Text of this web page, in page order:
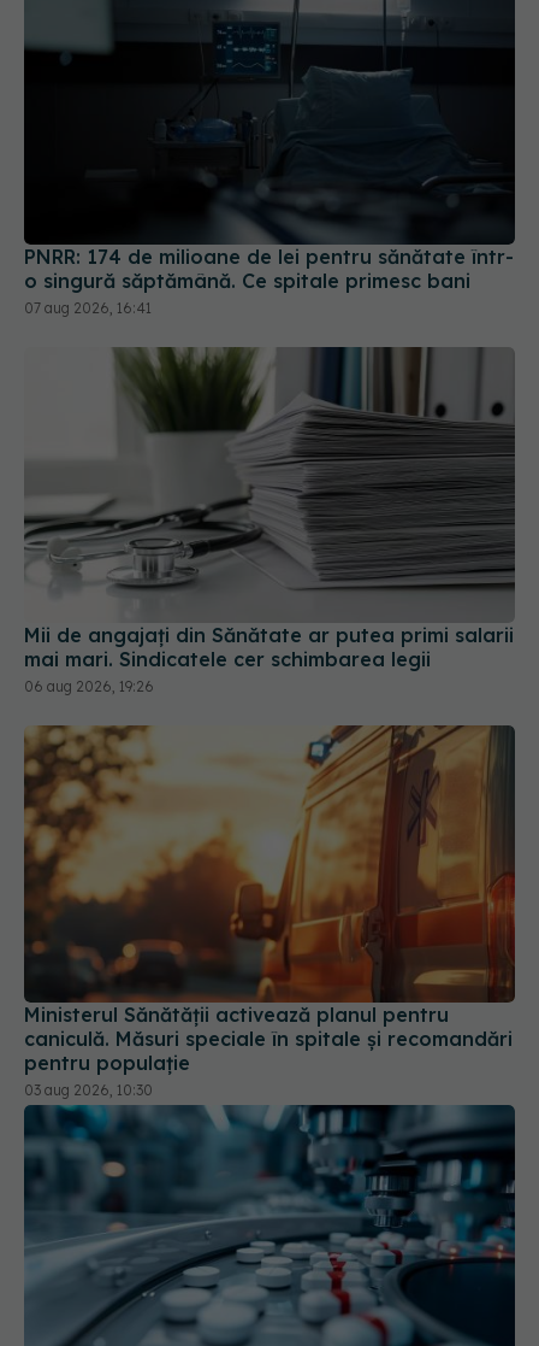
PNRR: 174 de milioane de lei pentru sănătate într-
o singură săptămână. Ce spitale primesc bani
07 aug 2026, 16:41
Mii de angajați din Sănătate ar putea primi salarii
mai mari. Sindicatele cer schimbarea legii
06 aug 2026, 19:26
Ministerul Sănătății activează planul pentru
caniculă. Măsuri speciale în spitale și recomandări
pentru populație
03 aug 2026, 10:30